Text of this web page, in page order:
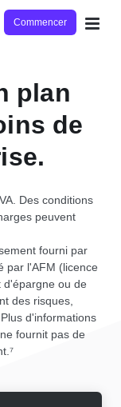
Commencer
plan
de
Des conditions
peuvent
fourni par
par l'AFM (licence
d'épargne ou de
des risques,
d'informations
fournit pas de